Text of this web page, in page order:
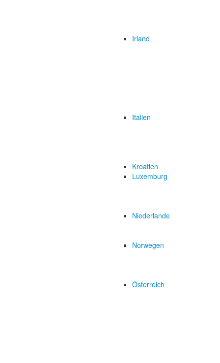
Irland
Italien
Kroatien
Luxemburg
Niederlande
Norwegen
Österreich